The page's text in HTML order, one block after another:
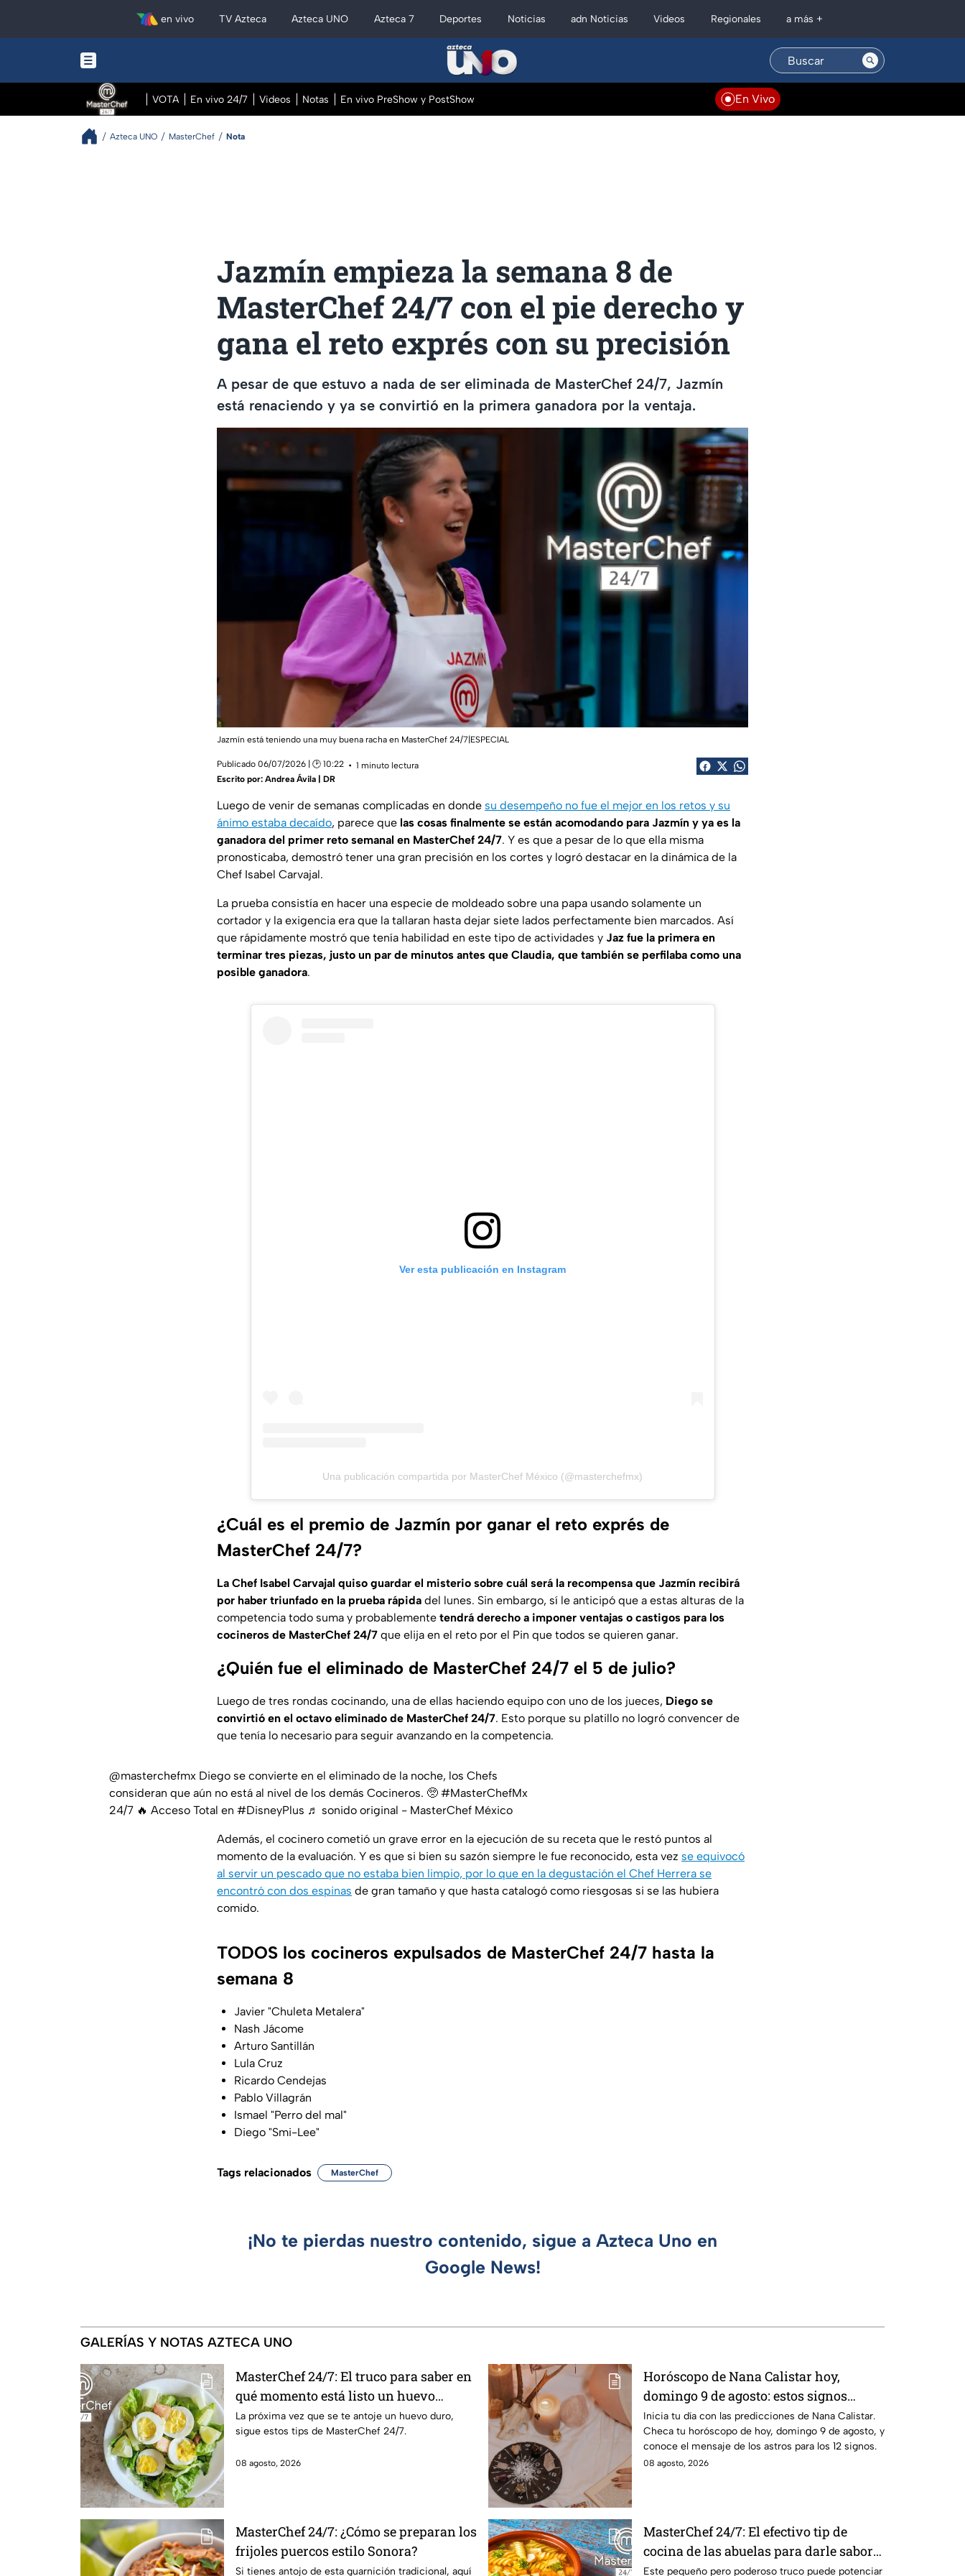
en vivo TV Azteca Azteca UNO Azteca 7 Deportes Noticias adn Noticias Videos Regionales a más +
VOTA En vivo 24/7 Videos Notas En vivo PreShow y PostShow En Vivo
Azteca UNO MasterChef Nota
Jazmín empieza la semana 8 de
MasterChef 24/7 con el pie derecho y
gana el reto exprés con su precisión
A pesar de que estuvo a nada de ser eliminada de MasterChef 24/7, Jazmín
está renaciendo y ya se convirtió en la primera ganadora por la ventaja.
Jazmín está teniendo una muy buena racha en MasterChef 24/7|ESPECIAL
Publicado 06/07/2026 | 🕑 10:22
1 minuto lectura
Escrito por: Andrea Ávila | DR
Luego de venir de semanas complicadas en donde su desempeño no fue el mejor en los retos y su
ánimo estaba decaído, parece que las cosas finalmente se están acomodando para Jazmín y ya es la
ganadora del primer reto semanal en MasterChef 24/7. Y es que a pesar de lo que ella misma
pronosticaba, demostró tener una gran precisión en los cortes y logró destacar en la dinámica de la
Chef Isabel Carvajal.
La prueba consistía en hacer una especie de moldeado sobre una papa usando solamente un
cortador y la exigencia era que la tallaran hasta dejar siete lados perfectamente bien marcados. Así
que rápidamente mostró que tenía habilidad en este tipo de actividades y Jaz fue la primera en
terminar tres piezas, justo un par de minutos antes que Claudia, que también se perfilaba como una
posible ganadora.
Ver esta publicación en Instagram
Una publicación compartida por MasterChef México (@masterchefmx)
¿Cuál es el premio de Jazmín por ganar el reto exprés de
MasterChef 24/7?
La Chef Isabel Carvajal quiso guardar el misterio sobre cuál será la recompensa que Jazmín recibirá
por haber triunfado en la prueba rápida del lunes. Sin embargo, sí le anticipó que a estas alturas de la
competencia todo suma y probablemente tendrá derecho a imponer ventajas o castigos para los
cocineros de MasterChef 24/7 que elija en el reto por el Pin que todos se quieren ganar.
¿Quién fue el eliminado de MasterChef 24/7 el 5 de julio?
Luego de tres rondas cocinando, una de ellas haciendo equipo con uno de los jueces, Diego se
convirtió en el octavo eliminado de MasterChef 24/7. Esto porque su platillo no logró convencer de
que tenía lo necesario para seguir avanzando en la competencia.
@masterchefmx Diego se convierte en el eliminado de la noche, los Chefs
consideran que aún no está al nivel de los demás Cocineros. 🥺 #MasterChefMx
24/7 🔥 Acceso Total en #DisneyPlus ♬ sonido original - MasterChef México
Además, el cocinero cometió un grave error en la ejecución de su receta que le restó puntos al
momento de la evaluación. Y es que si bien su sazón siempre le fue reconocido, esta vez se equivocó
al servir un pescado que no estaba bien limpio, por lo que en la degustación el Chef Herrera se
encontró con dos espinas de gran tamaño y que hasta catalogó como riesgosas si se las hubiera
comido.
TODOS los cocineros expulsados de MasterChef 24/7 hasta la
semana 8
Javier "Chuleta Metalera"
Nash Jácome
Arturo Santillán
Lula Cruz
Ricardo Cendejas
Pablo Villagrán
Ismael "Perro del mal"
Diego "Smi-Lee"
Tags relacionados MasterChef
¡No te pierdas nuestro contenido, sigue a Azteca Uno en
Google News!
GALERÍAS Y NOTAS AZTECA UNO
MasterChef 24/7: El truco para saber en
qué momento está listo un huevo
cocido
La próxima vez que se te antoje un huevo duro,
sigue estos tips de MasterChef 24/7.
08 agosto, 2026
Horóscopo de Nana Calistar hoy,
domingo 9 de agosto: estos signos
tendrán ingresos extra
Inicia tu día con las predicciones de Nana Calistar.
Checa tu horóscopo de hoy, domingo 9 de agosto, y
conoce el mensaje de los astros para los 12 signos.
08 agosto, 2026
MasterChef 24/7: ¿Cómo se preparan los
frijoles puercos estilo Sonora?
Si tienes antojo de esta guarnición tradicional, aquí
MasterChef 24/7: El efectivo tip de
cocina de las abuelas para darle sabor
extra al caldillo
Este pequeño pero poderoso truco puede potenciar